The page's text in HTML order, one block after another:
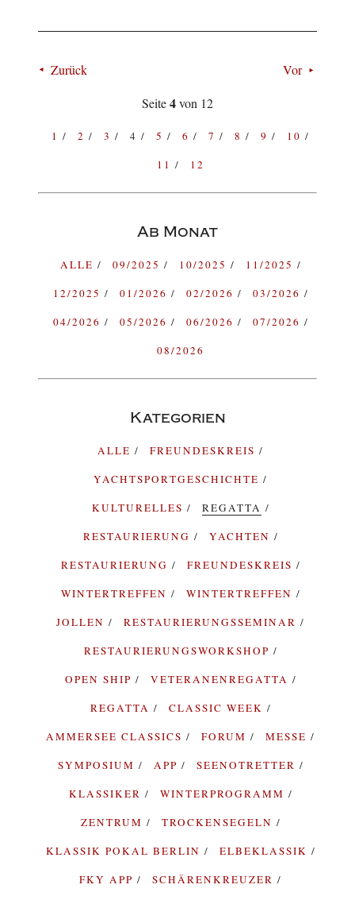
Zurück
Vor
Seite4von 12
1 2 3 4 5 6 7 8 9
10
11
12
Ab Monat
ALLE 09/2025 10/2025
11/2025
12/2025
01/2026 02/2026
03/2026
04/2026
05/2026 06/2026
07/2026
08/2026
Kategorien
ALLE
FREUNDESKREIS
YACHTSPORTGESCHICHTE
KULTURELLES
REGATTA
RESTAURIERUNG
YACHTEN
RESTAURIERUNG
FREUNDESKREIS
WINTERTREFFEN
WINTERTREFFEN
JOLLEN
RESTAURIERUNGSSEMINAR
RESTAURIERUNGSWORKSHOP
OPEN SHIP
VETERANENREGATTA
REGATTA
CLASSIC WEEK
AMMERSEE CLASSICS
FORUM
MESSE
SYMPOSIUM
APP
SEENOTRETTER
KLASSIKER
WINTERPROGRAMM
ZENTRUM
TROCKENSEGELN
KLASSIK POKAL BERLIN
ELBEKLASSIK
FKY APP
SCHÄRENKREUZER